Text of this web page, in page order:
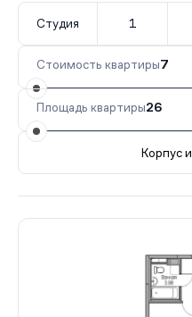
Студия 1
Стоимость квартиры7
Площадь квартиры26
Корпус
оч.7